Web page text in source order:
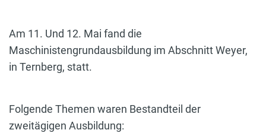
Am 11. Und 12. Mai fand die
Maschinistengrundausbildung im Abschnitt Weyer,
in Ternberg, statt.
Folgende Themen waren Bestandteil der
zweitägigen Ausbildung: